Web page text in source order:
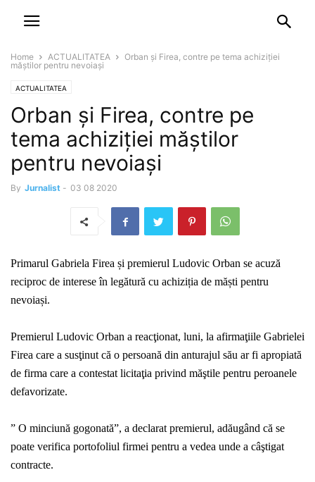
Home ACTUALITATEA
Orban și Firea, contre pe tema achiziției
măștilor pentru nevoiași
ACTUALITATEA
Orban și Firea, contre pe
tema achiziției măștilor
pentru nevoiași
By Jurnalist - 03 08 2020
Primarul Gabriela Firea și premierul Ludovic Orban se acuză
reciproc de interese în legătură cu achiziția de măști pentru
nevoiași.
Premierul Ludovic Orban a reacţionat, luni, la afirmaţiile Gabrielei
Firea care a susţinut că o persoană din anturajul său ar fi apropiată
de firma care a contestat licitaţia privind măştile pentru peroanele
defavorizate.
” O minciună gogonată”, a declarat premierul, adăugând că se
poate verifica portofoliul firmei pentru a vedea unde a câştigat
contracte.